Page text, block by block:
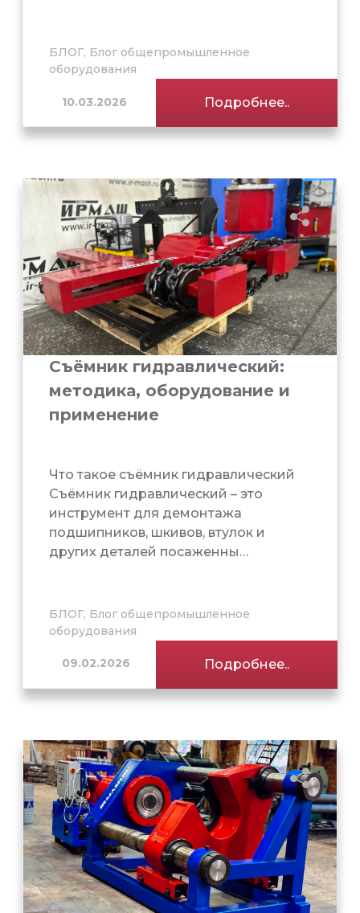
БЛОГ, Блог общепромышленное
оборудования
10.03.2026 Подробнее..
Съёмник гидравлический:
методика, оборудование и
применение
Что такое съёмник гидравлический
Съёмник гидравлический – это
инструмент для демонтажа
подшипников, шкивов, втулок и
других деталей посаженны…
БЛОГ, Блог общепромышленное
оборудования
09.02.2026 Подробнее..